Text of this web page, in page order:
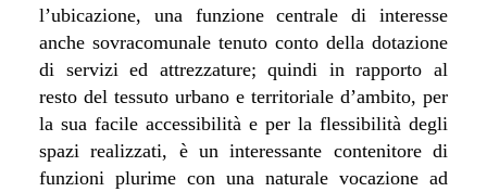
l’ubicazione, una funzione centrale di interesse
anche sovracomunale tenuto conto della dotazione
di servizi ed attrezzature; quindi in rapporto al
resto del tessuto urbano e territoriale d’ambito, per
la sua facile accessibilità e per la flessibilità degli
spazi realizzati, è un interessante contenitore di
funzioni plurime con una naturale vocazione ad